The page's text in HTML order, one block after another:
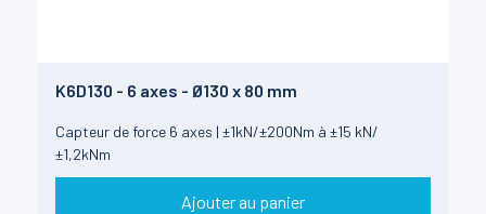
K6D130 - 6 axes - Ø130 x 80 mm
Capteur de force 6 axes | ±1kN/±200Nm à ±15 kN/
±1,2kNm
Ajouter au panier